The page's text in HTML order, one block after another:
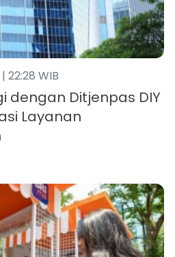
22:28 WIB
dengan Ditjenpas DIY
Layanan